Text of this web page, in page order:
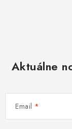
Aktuálne
Email